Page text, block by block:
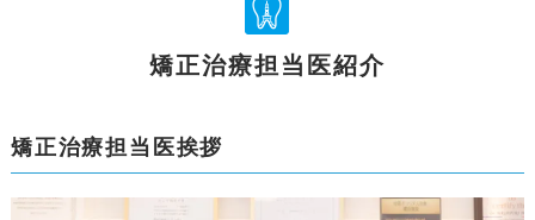
矯正治療担当医紹介
矯正治療担当医挨拶